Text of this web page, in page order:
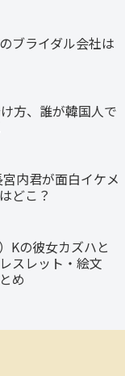
ブライダル会社は
方、誰が韓国人で
内君が面白イケメ
どこ？
Kの彼女カズハと
スレット・絵文
め